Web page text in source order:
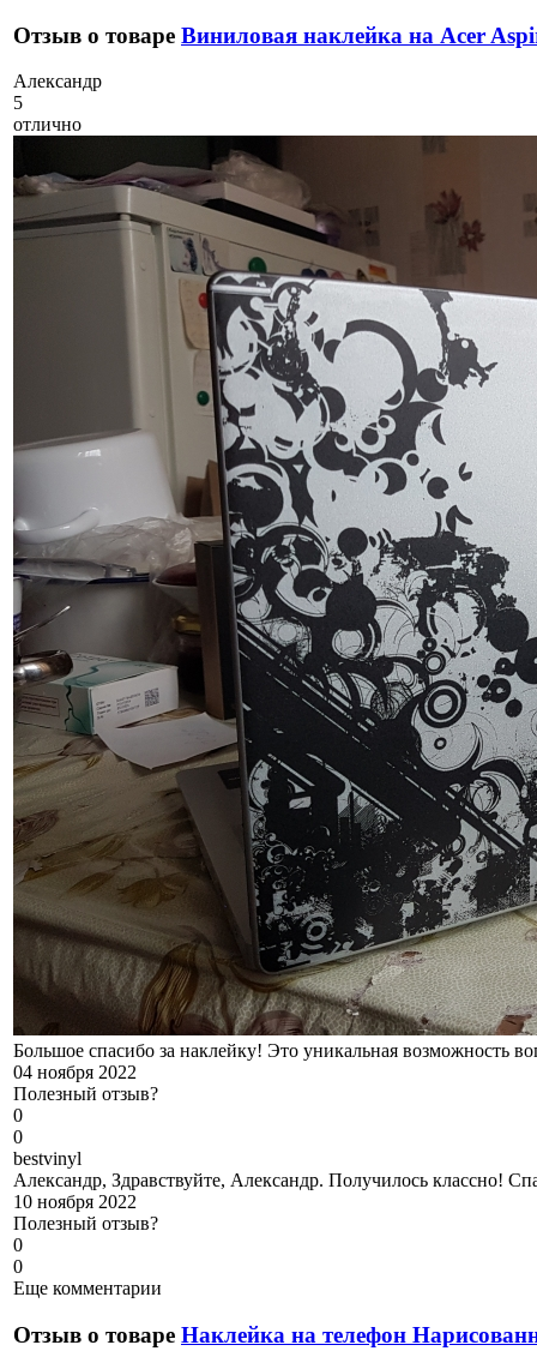
Отзыв о товаре Виниловая наклейка на Acer
Александр
5
отлично
Большое спасибо за наклейку! Это уникальная возможность
04 ноября 2022
Полезный отзыв?
0
0
bestvinyl
Александр, Здравствуйте, Александр. Получилось классно!
10 ноября 2022
Полезный отзыв?
0
0
Еще комментарии
Отзыв о товаре Наклейка на телефон